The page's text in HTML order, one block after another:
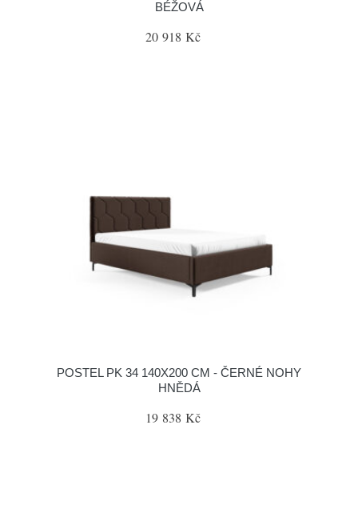
BÉŽOVÁ
20 918 Kč
POSTEL PK 34 140X200 CM - ČERNÉ NOHY
HNĚDÁ
19 838 Kč